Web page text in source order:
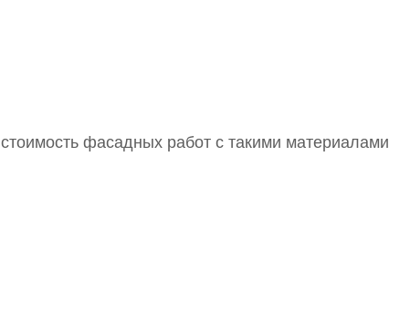
фасадных работ с такими материалами